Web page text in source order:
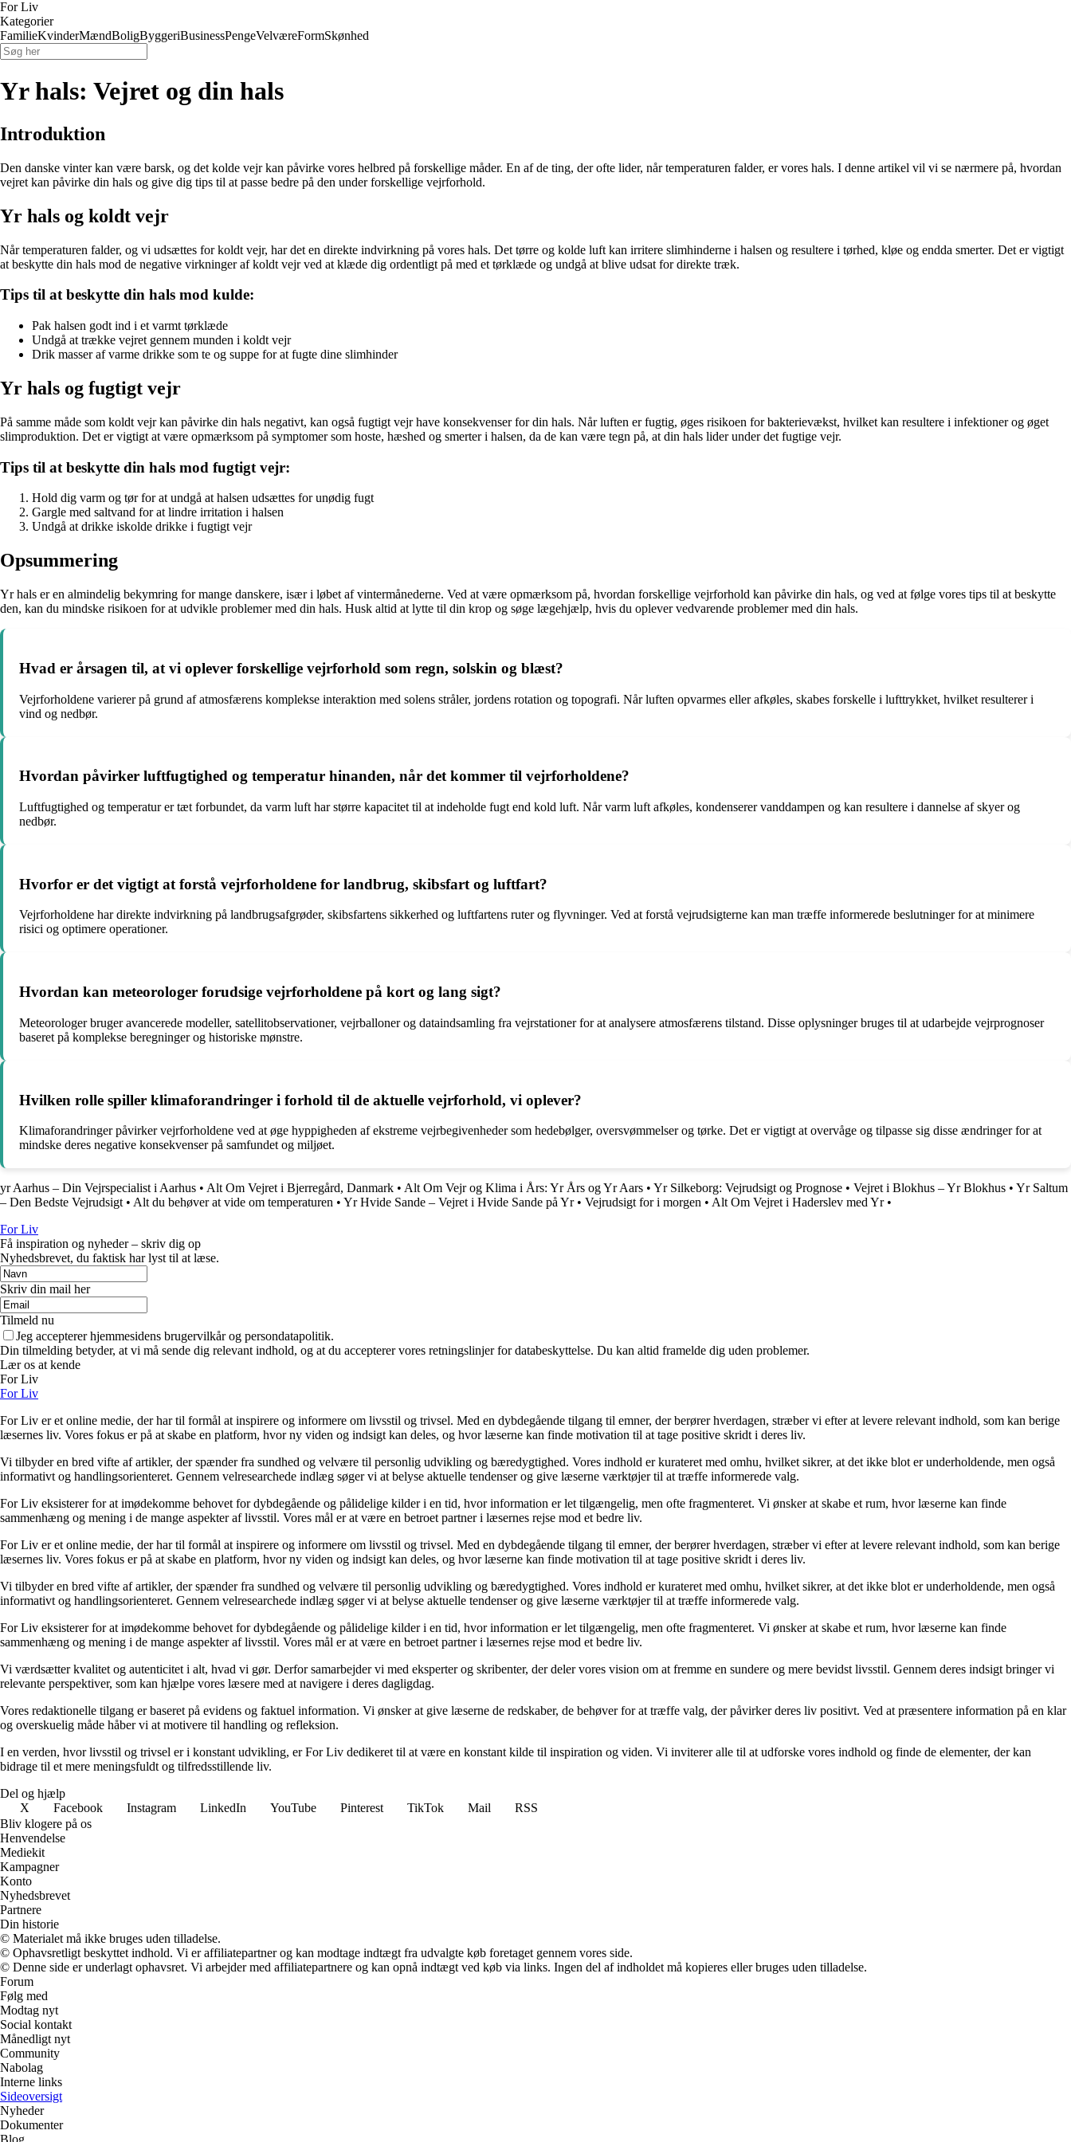
For Liv
Kategorier
FamilieKvinderMændBoligByggeriBusinessPengeVelværeFormSkønhed
Yr hals: Vejret og din hals
Introduktion
Den danske vinter kan være barsk, og det kolde vejr kan påvirke vores helbred på forskellige måder. En af de ting, der ofte lider, når temperaturen falder, er vores hals. I denne artikel vil vi se nærmere på, hvordan
vejret kan påvirke din hals og give dig tips til at passe bedre på den under forskellige vejrforhold.
Yr hals og koldt vejr
Når temperaturen falder, og vi udsættes for koldt vejr, har det en direkte indvirkning på vores hals. Det tørre og kolde luft kan irritere slimhinderne i halsen og resultere i tørhed, kløe og endda smerter. Det er vigtigt
at beskytte din hals mod de negative virkninger af koldt vejr ved at klæde dig ordentligt på med et tørklæde og undgå at blive udsat for direkte træk.
Tips til at beskytte din hals mod kulde:
Pak halsen godt ind i et varmt tørklæde
Undgå at trække vejret gennem munden i koldt vejr
Drik masser af varme drikke som te og suppe for at fugte dine slimhinder
Yr hals og fugtigt vejr
På samme måde som koldt vejr kan påvirke din hals negativt, kan også fugtigt vejr have konsekvenser for din hals. Når luften er fugtig, øges risikoen for bakterievækst, hvilket kan resultere i infektioner og øget
slimproduktion. Det er vigtigt at være opmærksom på symptomer som hoste, hæshed og smerter i halsen, da de kan være tegn på, at din hals lider under det fugtige vejr.
Tips til at beskytte din hals mod fugtigt vejr:
Hold dig varm og tør for at undgå at halsen udsættes for unødig fugt
Gargle med saltvand for at lindre irritation i halsen
Undgå at drikke iskolde drikke i fugtigt vejr
Opsummering
Yr hals er en almindelig bekymring for mange danskere, især i løbet af vintermånederne. Ved at være opmærksom på, hvordan forskellige vejrforhold kan påvirke din hals, og ved at følge vores tips til at beskytte
den, kan du mindske risikoen for at udvikle problemer med din hals. Husk altid at lytte til din krop og søge lægehjælp, hvis du oplever vedvarende problemer med din hals.
Hvad er årsagen til, at vi oplever forskellige vejrforhold som regn, solskin og blæst?
Vejrforholdene varierer på grund af atmosfærens komplekse interaktion med solens stråler, jordens rotation og topografi. Når luften opvarmes eller afkøles, skabes forskelle i lufttrykket, hvilket resulterer i
vind og nedbør.
Hvordan påvirker luftfugtighed og temperatur hinanden, når det kommer til vejrforholdene?
Luftfugtighed og temperatur er tæt forbundet, da varm luft har større kapacitet til at indeholde fugt end kold luft. Når varm luft afkøles, kondenserer vanddampen og kan resultere i dannelse af skyer og
nedbør.
Hvorfor er det vigtigt at forstå vejrforholdene for landbrug, skibsfart og luftfart?
Vejrforholdene har direkte indvirkning på landbrugsafgrøder, skibsfartens sikkerhed og luftfartens ruter og flyvninger. Ved at forstå vejrudsigterne kan man træffe informerede beslutninger for at minimere
risici og optimere operationer.
Hvordan kan meteorologer forudsige vejrforholdene på kort og lang sigt?
Meteorologer bruger avancerede modeller, satellitobservationer, vejrballoner og dataindsamling fra vejrstationer for at analysere atmosfærens tilstand. Disse oplysninger bruges til at udarbejde vejrprognoser
baseret på komplekse beregninger og historiske mønstre.
Hvilken rolle spiller klimaforandringer i forhold til de aktuelle vejrforhold, vi oplever?
Klimaforandringer påvirker vejrforholdene ved at øge hyppigheden af ekstreme vejrbegivenheder som hedebølger, oversvømmelser og tørke. Det er vigtigt at overvåge og tilpasse sig disse ændringer for at
mindske deres negative konsekvenser på samfundet og miljøet.
yr Aarhus – Din Vejrspecialist i Aarhus • Alt Om Vejret i Bjerregård, Danmark • Alt Om Vejr og Klima i Års: Yr Års og Yr Aars • Yr Silkeborg: Vejrudsigt og Prognose • Vejret i Blokhus – Yr Blokhus • Yr Saltum
– Den Bedste Vejrudsigt • Alt du behøver at vide om temperaturen • Yr Hvide Sande – Vejret i Hvide Sande på Yr• Vejrudsigt for i morgen • Alt Om Vejret i Haderslev med Yr•
For Liv
Få inspiration og nyheder – skriv dig op
Nyhedsbrevet, du faktisk har lyst til at læse.
Skriv din mail her
Tilmeld nu
Jeg accepterer hjemmesidens brugervilkår og persondatapolitik.
Din tilmelding betyder, at vi må sende dig relevant indhold, og at du accepterer vores retningslinjer for databeskyttelse. Du kan altid framelde dig uden problemer.
Lær os at kende
For Liv
For Liv
For Liv er et online medie, der har til formål at inspirere og informere om livsstil og trivsel. Med en dybdegående tilgang til emner, der berører hverdagen, stræber vi efter at levere relevant indhold, som kan berige
læsernes liv. Vores fokus er på at skabe en platform, hvor ny viden og indsigt kan deles, og hvor læserne kan finde motivation til at tage positive skridt i deres liv.
Vi tilbyder en bred vifte af artikler, der spænder fra sundhed og velvære til personlig udvikling og bæredygtighed. Vores indhold er kurateret med omhu, hvilket sikrer, at det ikke blot er underholdende, men også
informativt og handlingsorienteret. Gennem velresearchede indlæg søger vi at belyse aktuelle tendenser og give læserne værktøjer til at træffe informerede valg.
For Liv eksisterer for at imødekomme behovet for dybdegående og pålidelige kilder i en tid, hvor information er let tilgængelig, men ofte fragmenteret. Vi ønsker at skabe et rum, hvor læserne kan finde
sammenhæng og mening i de mange aspekter af livsstil. Vores mål er at være en betroet partner i læsernes rejse mod et bedre liv.
For Liv er et online medie, der har til formål at inspirere og informere om livsstil og trivsel. Med en dybdegående tilgang til emner, der berører hverdagen, stræber vi efter at levere relevant indhold, som kan berige
læsernes liv. Vores fokus er på at skabe en platform, hvor ny viden og indsigt kan deles, og hvor læserne kan finde motivation til at tage positive skridt i deres liv.
Vi tilbyder en bred vifte af artikler, der spænder fra sundhed og velvære til personlig udvikling og bæredygtighed. Vores indhold er kurateret med omhu, hvilket sikrer, at det ikke blot er underholdende, men også
informativt og handlingsorienteret. Gennem velresearchede indlæg søger vi at belyse aktuelle tendenser og give læserne værktøjer til at træffe informerede valg.
For Liv eksisterer for at imødekomme behovet for dybdegående og pålidelige kilder i en tid, hvor information er let tilgængelig, men ofte fragmenteret. Vi ønsker at skabe et rum, hvor læserne kan finde
sammenhæng og mening i de mange aspekter af livsstil. Vores mål er at være en betroet partner i læsernes rejse mod et bedre liv.
Vi værdsætter kvalitet og autenticitet i alt, hvad vi gør. Derfor samarbejder vi med eksperter og skribenter, der deler vores vision om at fremme en sundere og mere bevidst livsstil. Gennem deres indsigt bringer vi
relevante perspektiver, som kan hjælpe vores læsere med at navigere i deres dagligdag.
Vores redaktionelle tilgang er baseret på evidens og faktuel information. Vi ønsker at give læserne de redskaber, de behøver for at træffe valg, der påvirker deres liv positivt. Ved at præsentere information på en klar
og overskuelig måde håber vi at motivere til handling og refleksion.
I en verden, hvor livsstil og trivsel er i konstant udvikling, er For Liv dedikeret til at være en konstant kilde til inspiration og viden. Vi inviterer alle til at udforske vores indhold og finde de elementer, der kan
bidrage til et mere meningsfuldt og tilfredsstillende liv.
Del og hjælp
X
Facebook Instagram LinkedIn YouTube Pinterest TikTok Mail
RSS
Bliv klogere på os
Henvendelse
Mediekit
Kampagner
Konto
Nyhedsbrevet
Partnere
Din historie
© Materialet må ikke bruges uden tilladelse.
© Ophavsretligt beskyttet indhold. Vi er affiliatepartner og kan modtage indtægt fra udvalgte køb foretaget gennem vores side.
© Denne side er underlagt ophavsret. Vi arbejder med affiliatepartnere og kan opnå indtægt ved køb via links. Ingen del af indholdet må kopieres eller bruges uden tilladelse.
Forum
Følg med
Modtag nyt
Social kontakt
Månedligt nyt
Community
Nabolag
Interne links
Sideoversigt
Nyheder
Dokumenter